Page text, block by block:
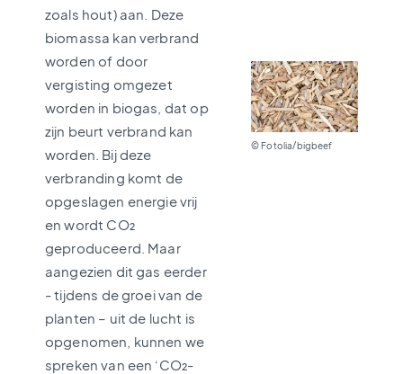
zoals hout) aan. Deze
biomassa kan verbrand
worden of door
vergisting omgezet
worden in biogas, dat op
zijn beurt verbrand kan
worden. Bij deze
verbranding komt de
opgeslagen energie vrij
en wordt CO₂
geproduceerd. Maar
aangezien dit gas eerder
- tijdens de groei van de
planten – uit de lucht is
opgenomen, kunnen we
spreken van een ‘CO₂-
© Fotolia/bigbeef